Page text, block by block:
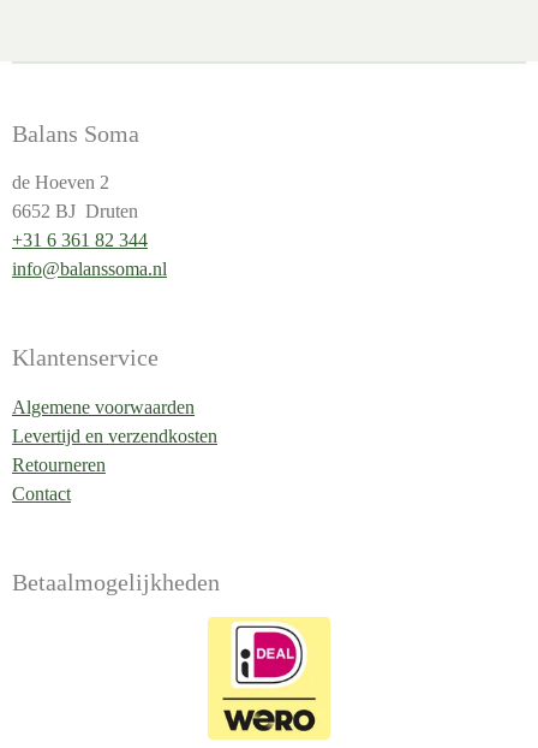
Balans Soma
de Hoeven 2
6652 BJ Druten
+31 6 361 82 344
info@balanssoma.nl
Klantenservice
Algemene voorwaarden
Levertijd en verzendkosten
Retourneren
Contact
Betaalmogelijkheden